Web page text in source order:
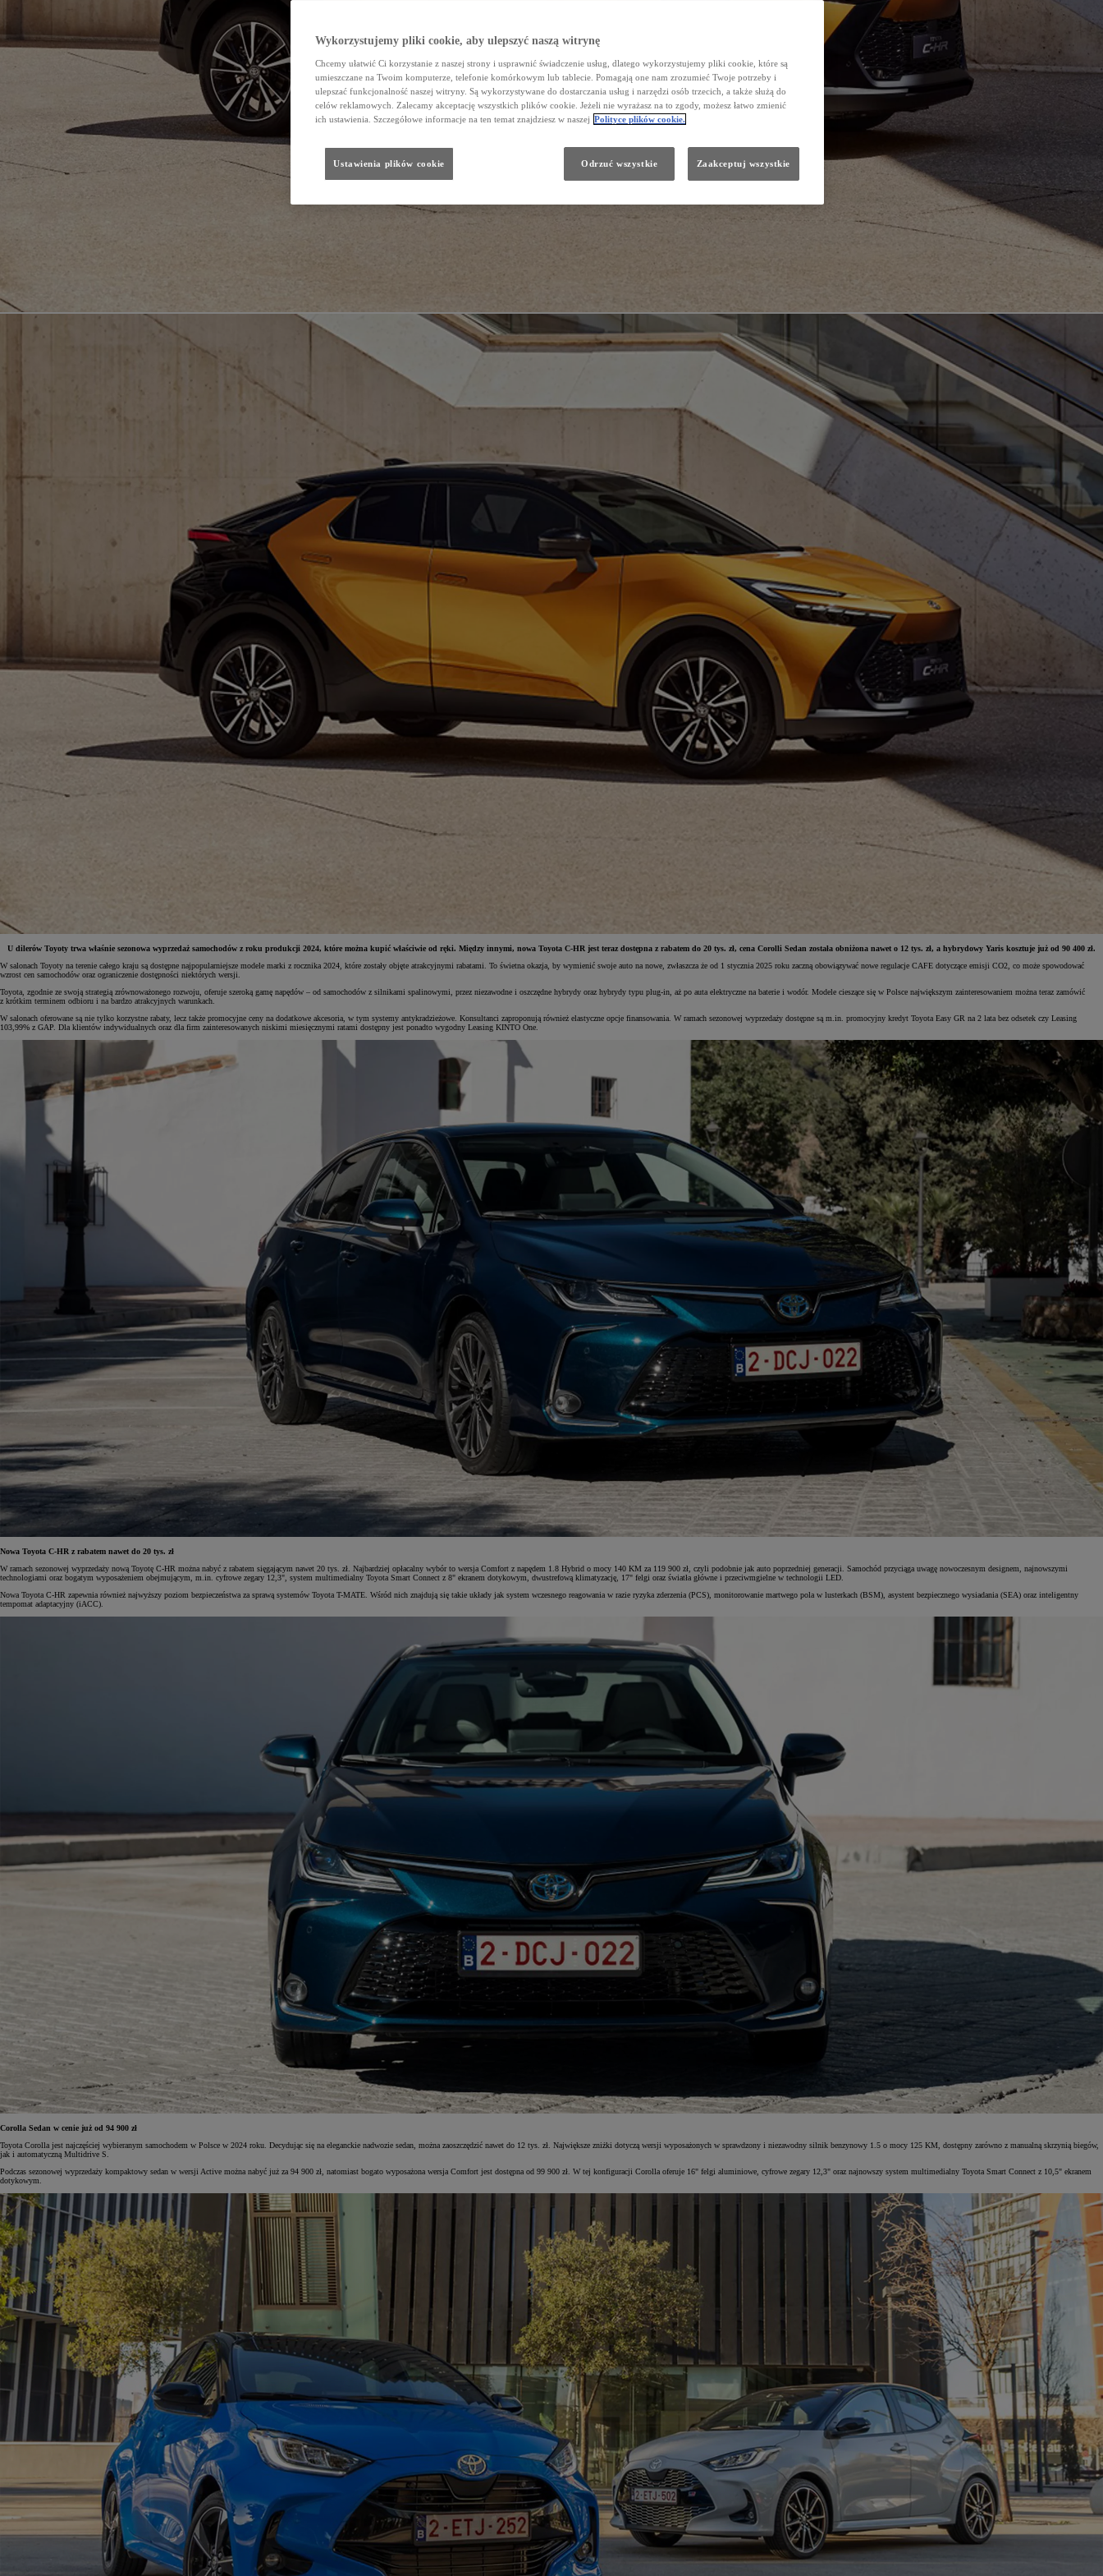
U dilerów Toyoty trwa właśnie sezonowa wyprzedaż samochodów z roku produkcji 2024, które można kupić właściwie od ręki. Między innymi, nowa Toyota C-HR jest teraz dostępna z rabatem do 20 tys. zł, cena Corolli Sedan została obniżona nawet o 12 tys. zł, a hybrydowy Yaris kosztuje już od 90 400 zł.
W salonach Toyoty na terenie całego kraju są dostępne najpopularniejsze modele marki z rocznika 2024, które zostały objęte atrakcyjnymi rabatami. To świetna okazja, by wymienić swoje auto na nowe, zwłaszcza że od 1 stycznia 2025 roku zaczną obowiązywać nowe regulacje CAFE dotyczące emisji CO2, co może spowodować
wzrost cen samochodów oraz ograniczenie dostępności niektórych wersji.
Toyota, zgodnie ze swoją strategią zrównoważonego rozwoju, oferuje szeroką gamę napędów – od samochodów z silnikami spalinowymi, przez niezawodne i oszczędne hybrydy oraz hybrydy typu plug-in, aż po auta elektryczne na baterie i wodór. Modele cieszące się w Polsce największym zainteresowaniem można teraz zamówić
z krótkim terminem odbioru i na bardzo atrakcyjnych warunkach.
W salonach oferowane są nie tylko korzystne rabaty, lecz także promocyjne ceny na dodatkowe akcesoria, w tym systemy antykradzieżowe. Konsultanci zaproponują również elastyczne opcje finansowania. W ramach sezonowej wyprzedaży dostępne są m.in. promocyjny kredyt Toyota Easy GR na 2 lata bez odsetek czy Leasing
103,99% z GAP. Dla klientów indywidualnych oraz dla firm zainteresowanych niskimi miesięcznymi ratami dostępny jest ponadto wygodny Leasing KINTO One.
Nowa Toyota C-HR z rabatem nawet do 20 tys. zł
W ramach sezonowej wyprzedaży nową Toyotę C-HR można nabyć z rabatem sięgającym nawet 20 tys. zł. Najbardziej opłacalny wybór to wersja Comfort z napędem 1.8 Hybrid o mocy 140 KM za 119 900 zł, czyli podobnie jak auto poprzedniej generacji. Samochód przyciąga uwagę nowoczesnym designem, najnowszymi
technologiami oraz bogatym wyposażeniem obejmującym, m.in. cyfrowe zegary 12,3", system multimedialny Toyota Smart Connect z 8" ekranem dotykowym, dwustrefową klimatyzację, 17" felgi oraz światła główne i przeciwmgielne w technologii LED.
Nowa Toyota C-HR zapewnia również najwyższy poziom bezpieczeństwa za sprawą systemów Toyota T-MATE. Wśród nich znajdują się takie układy jak system wczesnego reagowania w razie ryzyka zderzenia (PCS), monitorowanie martwego pola w lusterkach (BSM), asystent bezpiecznego wysiadania (SEA) oraz inteligentny
tempomat adaptacyjny (iACC).
Corolla Sedan w cenie już od 94 900 zł
Toyota Corolla jest najczęściej wybieranym samochodem w Polsce w 2024 roku. Decydując się na eleganckie nadwozie sedan, można zaoszczędzić nawet do 12 tys. zł. Największe zniżki dotyczą wersji wyposażonych w sprawdzony i niezawodny silnik benzynowy 1.5 o mocy 125 KM, dostępny zarówno z manualną skrzynią biegów,
jak i automatyczną Multidrive S.
Podczas sezonowej wyprzedaży kompaktowy sedan w wersji Active można nabyć już za 94 900 zł, natomiast bogato wyposażona wersja Comfort jest dostępna od 99 900 zł. W tej konfiguracji Corolla oferuje 16" felgi aluminiowe, cyfrowe zegary 12,3" oraz najnowszy system multimedialny Toyota Smart Connect z 10,5" ekranem
dotykowym.
Wykorzystujemy pliki cookie, aby ulepszyć naszą witrynę
Chcemy ułatwić Ci korzystanie z naszej strony i usprawnić świadczenie usług, dlatego wykorzystujemy pliki cookie, które są
umieszczane na Twoim komputerze, telefonie komórkowym lub tablecie. Pomagają one nam zrozumieć Twoje potrzeby i
ulepszać funkcjonalność naszej witryny. Są wykorzystywane do dostarczania usług i narzędzi osób trzecich, a także służą do
celów reklamowych. Zalecamy akceptację wszystkich plików cookie. Jeżeli nie wyrażasz na to zgody, możesz łatwo zmienić
ich ustawienia. Szczegółowe informacje na ten temat znajdziesz w naszej Polityce plików cookie.
Ustawienia plików cookie Odrzuć wszystkie Zaakceptuj wszystkie